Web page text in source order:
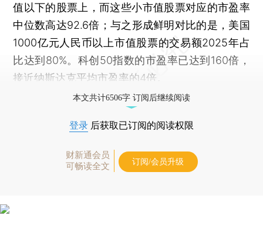
值以下的股票上，而这些小市值股票对应的市盈率
中位数高达92.6倍；与之形成鲜明对比的是，美国
1000亿元人民币以上市值股票的交易额2025年占
比达到80%。科创50指数的市盈率已达到160倍，
接近纳斯达克平均市盈率的4倍。
本文共计6506字 订阅后继续阅读
登录 后获取已订阅的阅读权限
财新通会员
可畅读全文
订阅/会员升级